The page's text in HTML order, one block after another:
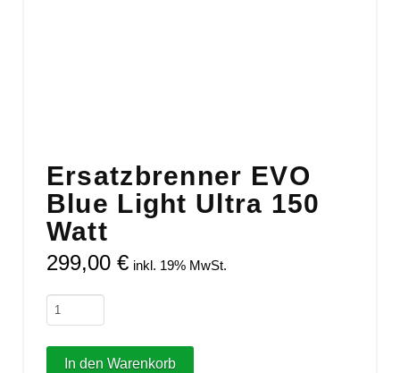
Ersatzbrenner EVO
Blue Light Ultra 150
Watt
299,00 € inkl. 19% MwSt.
Ersatzbrenner
BlueIn den Warenkorb